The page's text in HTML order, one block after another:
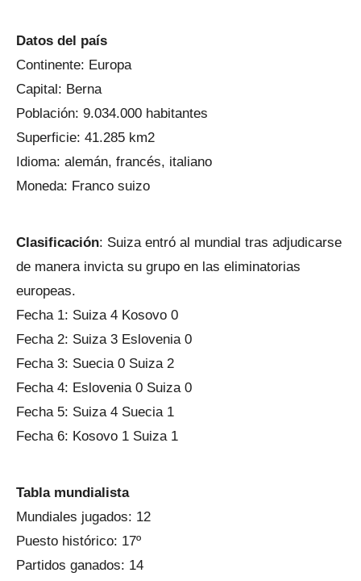
Datos del país
Continente: Europa
Capital: Berna
Población: 9.034.000 habitantes
Superficie: 41.285 km2
Idioma: alemán, francés, italiano
Moneda: Franco suizo
Clasificación: Suiza entró al mundial tras adjudicarse
de manera invicta su grupo en las eliminatorias
europeas.
Fecha 1: Suiza 4 Kosovo 0
Fecha 2: Suiza 3 Eslovenia 0
Fecha 3: Suecia 0 Suiza 2
Fecha 4: Eslovenia 0 Suiza 0
Fecha 5: Suiza 4 Suecia 1
Fecha 6: Kosovo 1 Suiza 1
Tabla mundialista
Mundiales jugados: 12
Puesto histórico: 17º
Partidos ganados: 14